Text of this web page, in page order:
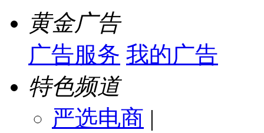
黄金广告
广告服务 我的广告
特色频道
严选电商 |